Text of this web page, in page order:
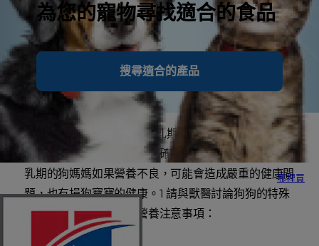
為您的寵物尋找適合的食品
搜尋適合的產品
哪裡買
狗狗的孕期平均 63 天，哺乳期則再持續幾週。這可能
是狗狗一生中最需要補充正確營養的時期。懷孕期或哺
乳期的狗媽媽如果營養不良，可能會造成嚴重的健康問
題，也有損狗寶寶的健康。1 請與獸醫討論狗狗的特殊
需求並記住下列重要的營養注意事項：